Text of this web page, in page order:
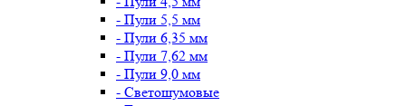
- Пули 5,5 мм
- Пули 6,35 мм
- Пули 7,62 мм
- Пули 9,0 мм
- Светошумовые